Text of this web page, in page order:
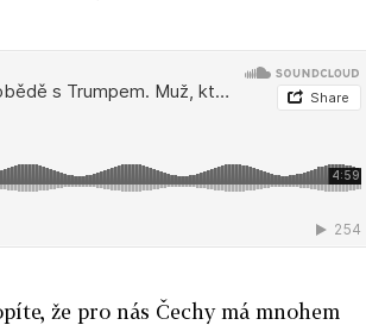
že pro nás Čechy má mnohem